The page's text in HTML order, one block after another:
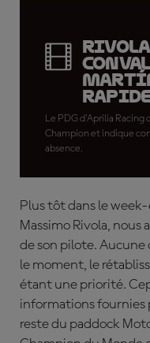
Le PDG d'Aprilia Racing
Champion et indique
absence.
Plus tôt dans le
Massimo Rivola, nous
de son pilote. Aucune
le moment, le
étant une priorité.
informations fournies
reste du paddock